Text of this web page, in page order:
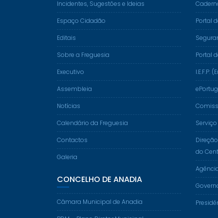
Incidentes, Sugestões e Ideias
Espaço Cidadão
Editais
Sobre a Freguesia
Executivo
Assembleia
Notícias
Calendário da Freguesia
Contactos
Galeria
CONCELHO DE ANADIA
Câmara Municipal de Anadia
Portal
Portal
I.E.F.P.
do